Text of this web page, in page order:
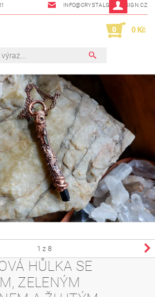
INFO@CRYSTALGRIDDESIGN.CZ
0 0 Kč
1 z 8
HŮLKA SE
ZELENÝM